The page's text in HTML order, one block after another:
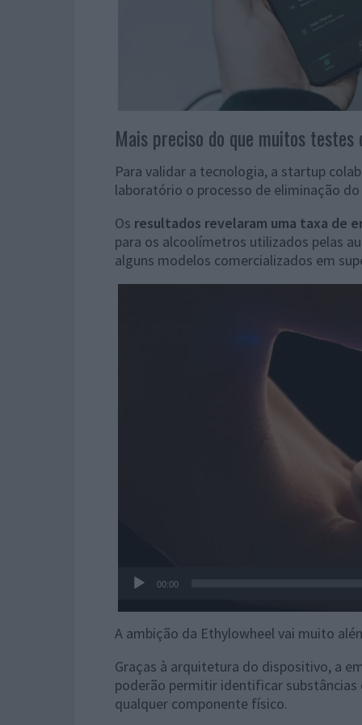
Mais preciso do que muitos testes
Para validar a tecnologia, a startup
laboratório o processo de eliminação
Os resultados revelaram uma taxa de
para os alcoolímetros utilizados pelas
alguns modelos comercializados em
00:00
A ambição da Ethylowheel vai muito
Graças à arquitetura do dispositivo, a
poderão permitir identificar substâncias
qualquer componente físico.